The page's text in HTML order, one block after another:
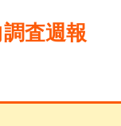
査週報